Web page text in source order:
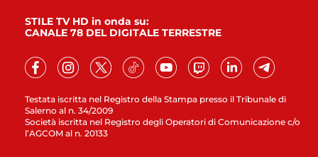
Testata iscritta nel Registro della Stampa presso il Tribunale di
Salerno al n. 34/2009
Società iscritta nel Registro degli Operatori di Comunicazione c/o
l’AGCOM al n. 20133
STILE TV HD in onda su:
CANALE 78 DEL DIGITALE TERRESTRE